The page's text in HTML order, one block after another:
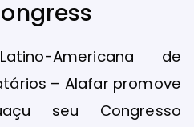
Americana de
– Alafar promove
seu Congresso